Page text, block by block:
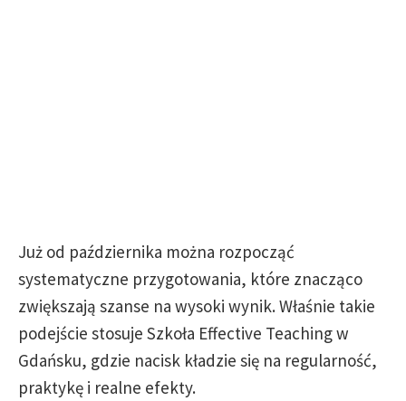
Już od października można rozpocząć
systematyczne przygotowania, które znacząco
zwiększają szanse na wysoki wynik. Właśnie takie
podejście stosuje Szkoła Effective Teaching w
Gdańsku, gdzie nacisk kładzie się na regularność,
praktykę i realne efekty.